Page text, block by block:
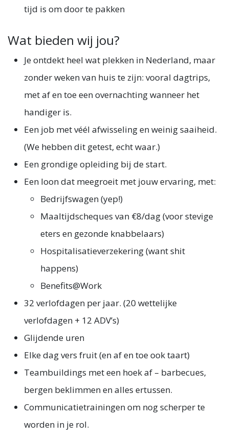
tijd is om door te pakken
Wat bieden wij jou?
Je ontdekt heel wat plekken in Nederland, maar
zonder weken van huis te zijn: vooral dagtrips,
met af en toe een overnachting wanneer het
handiger is.
Een job met véél afwisseling en weinig saaiheid.
(We hebben dit getest, echt waar.)
Een grondige opleiding bij de start.
Een loon dat meegroeit met jouw ervaring, met:
Bedrijfswagen (yep!)
Maaltijdscheques van €8/dag (voor stevige
eters en gezonde knabbelaars)
Hospitalisatieverzekering (want shit
happens)
Benefits@Work
32 verlofdagen per jaar. (20 wettelijke
verlofdagen + 12 ADV’s)
Glijdende uren
Elke dag vers fruit (en af en toe ook taart)
Teambuildings met een hoek af – barbecues,
bergen beklimmen en alles ertussen.
Communicatietrainingen om nog scherper te
worden in je rol.